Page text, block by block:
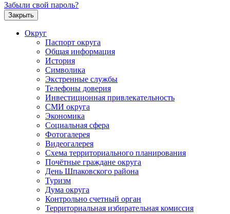
Забыли свой пароль?
Закрыть
Округ
Паспорт округа
Общая информация
История
Символика
Экстренные службы
Телефоны доверия
Инвестиционная привлекательность
СМИ округа
Экономика
Социальная сфера
Фотогалерея
Видеогалерея
Схема территориального планирования
Почётные граждане округа
День Шпаковского района
Туризм
Дума округа
Контрольно счетный орган
Территориальная избирательная комиссия